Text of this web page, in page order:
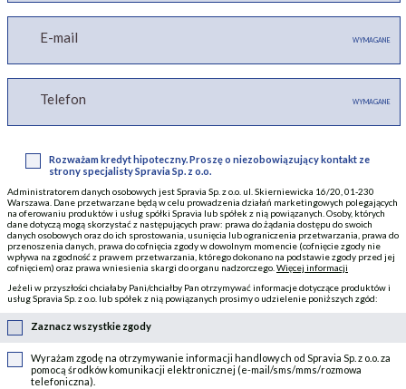
E-mail WYMAGANE
Telefon WYMAGANE
Rozważam kredyt hipoteczny. Proszę o niezobowiązujący kontakt ze
strony specjalisty Spravia Sp. z o.o.
Administratorem danych osobowych jest Spravia Sp. z o.o. ul. Skierniewicka 16/20, 01-230
Warszawa. Dane przetwarzane będą w celu prowadzenia działań marketingowych polegających
na oferowaniu produktów i usług spółki Spravia lub spółek z nią powiązanych. Osoby, których
dane dotyczą mogą skorzystać z następujących praw: prawa do żądania dostępu do swoich
danych osobowych oraz do ich sprostowania, usunięcia lub ograniczenia przetwarzania, prawa do
przenoszenia danych, prawa do cofnięcia zgody w dowolnym momencie (cofnięcie zgody nie
wpływa na zgodność z prawem przetwarzania, którego dokonano na podstawie zgody przed jej
cofnięciem) oraz prawa wniesienia skargi do organu nadzorczego. Więcej informacji
Jeżeli w przyszłości chciałaby Pani/chciałby Pan otrzymywać informacje dotyczące produktów i
usług Spravia Sp. z o.o. lub spółek z nią powiązanych prosimy o udzielenie poniższych zgód:
Zaznacz wszystkie zgody
Wyrażam zgodę na otrzymywanie informacji handlowych od Spravia Sp. z o.o. za
pomocą środków komunikacji elektronicznej (e-mail/sms/mms/rozmowa
telefoniczna).